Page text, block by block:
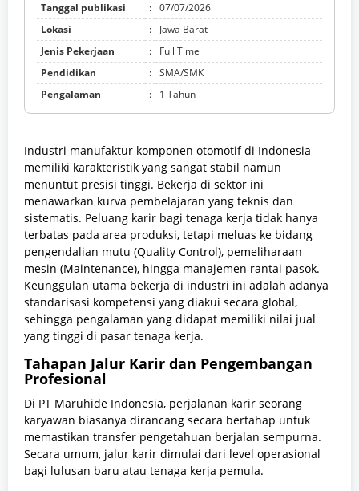
Tanggal publikasi : 07/07/2026
Lokasi
:
Jawa Barat
Jenis Pekerjaan
:
Full Time
Pendidikan
: SMA/SMK
Pengalaman
: 1 Tahun
Industri manufaktur komponen otomotif di Indonesia
memiliki karakteristik yang sangat stabil namun
menuntut presisi tinggi. Bekerja di sektor ini
menawarkan kurva pembelajaran yang teknis dan
sistematis. Peluang karir bagi tenaga kerja tidak hanya
terbatas pada area produksi, tetapi meluas ke bidang
pengendalian mutu (Quality Control), pemeliharaan
mesin (Maintenance), hingga manajemen rantai pasok.
Keunggulan utama bekerja di industri ini adalah adanya
standarisasi kompetensi yang diakui secara global,
sehingga pengalaman yang didapat memiliki nilai jual
yang tinggi di pasar tenaga kerja.
Tahapan Jalur Karir dan Pengembangan
Profesional
Di PT Maruhide Indonesia, perjalanan karir seorang
karyawan biasanya dirancang secara bertahap untuk
memastikan transfer pengetahuan berjalan sempurna.
Secara umum, jalur karir dimulai dari level operasional
bagi lulusan baru atau tenaga kerja pemula.